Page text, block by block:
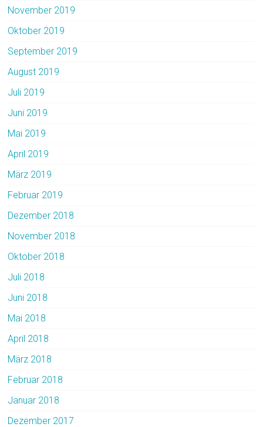
November 2019
Oktober 2019
September 2019
August 2019
Juli 2019
Juni 2019
Mai 2019
April 2019
März 2019
Februar 2019
Dezember 2018
November 2018
Oktober 2018
Juli 2018
Juni 2018
Mai 2018
April 2018
März 2018
Februar 2018
Januar 2018
Dezember 2017